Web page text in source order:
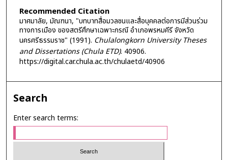
Recommended Citation
มาศมาลัย, มัณฑนา, "บทบาทสื่อมวลชนและสื่อบุคคลต่อการมีส่วนร่วม
ทางการเมือง ของสตรีศึกษาเฉพาะกรณี อำเภอพรหมคีรี จังหวัด
นครศรีธรรมราช" (1991). Chulalongkorn University Theses
and Dissertations (Chula ETD). 40906.
https://digital.car.chula.ac.th/chulaetd/40906
Search
Enter search terms: